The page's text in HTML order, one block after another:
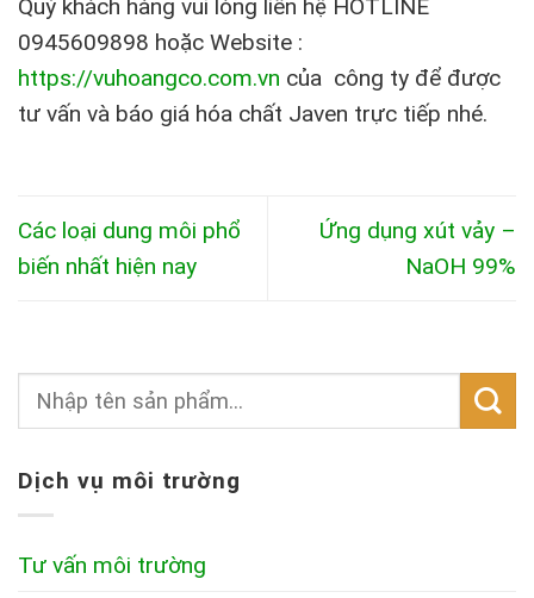
Quý khách hàng vui lòng liên hệ HOTLINE
0945609898 hoặc Website :
https://vuhoangco.com.vn của công ty để được
tư vấn và báo giá hóa chất Javen trực tiếp nhé.
Các loại dung môi phổ
biến nhất hiện nay
Ứng dụng xút vảy –
NaOH 99%
Dịch vụ môi trường
Tư vấn môi trường